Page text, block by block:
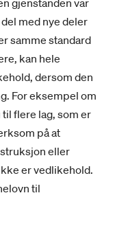
gjenstanden var
med nye deler
samme standard
kan hele
dersom den
For eksempel om
flere lag, som er
på at
eller
er vedlikehold.
til